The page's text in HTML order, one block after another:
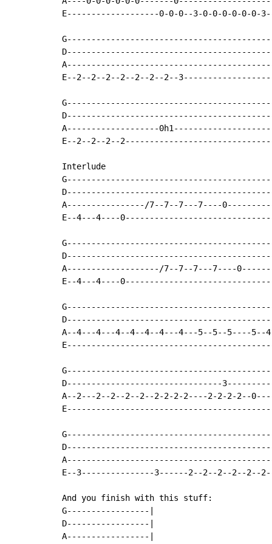
E-------------------0-0-0--3-0-0-0-0-0-0-
E--2--2--2--2--2--2--2--
A-------------------
E--2--2--2--
Interlude
A----------------/7--7--7---7----
E--4---4----
A-------------------/7--7--7---7----
E--4---4----
A--4---4---4--4--4--4---4---5--5--5----5--4-
D--------------------------------
A--2---2--2--2--2--2-2-2-2----2-2-2-2--
E--3---------------3------2--2--2--2--2--
And you finish with this stuff:
G-----------------|
D-----------------|
A-----------------|